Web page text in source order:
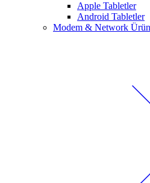
Apple Tabletler
Android Tabletler
Modem & Network